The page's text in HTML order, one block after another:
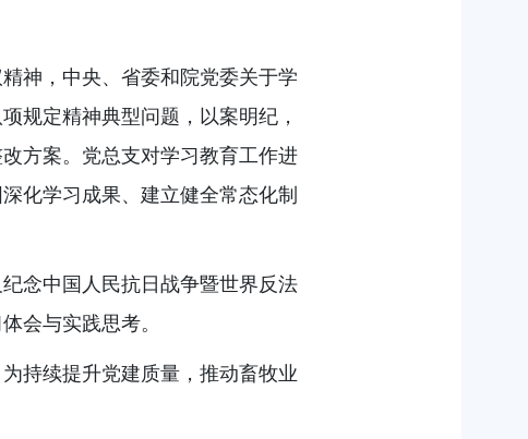
神，中央、省委和院党委关于学
规定精神典型问题，以案明纪，
方案。党总支对学习教育工作进
化学习成果、建立健全常态化制
念中国人民抗日战争暨世界反法
会与实践思考。
持续提升党建质量，推动畜牧业